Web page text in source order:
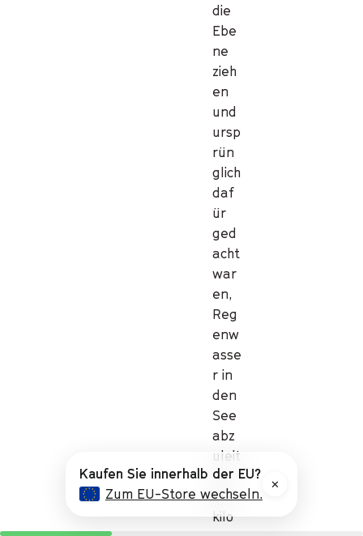
die
Ebe
ne
zieh
en
und
ursp
rün
glich
daf
ür
ged
acht
war
en,
Reg
enw
asse
r in
den
See
abz
uleit
en.
Die
kilo
Kaufen Sie innerhalb der EU?
★ ★
★
★
★
★
★
★
★
★
★
★ Zum EU-Store wechseln.
✕